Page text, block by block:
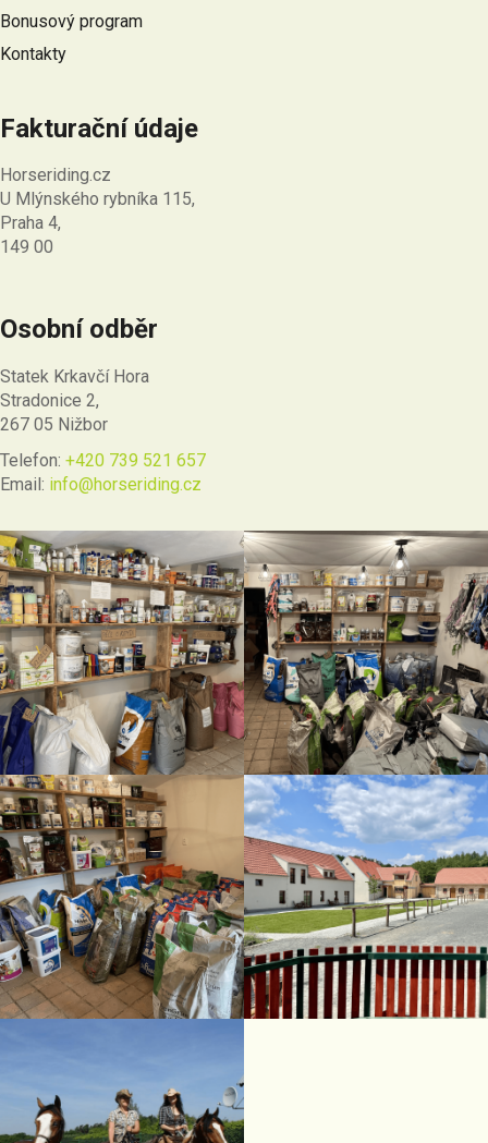
Bonusový program
Kontakty
Fakturační údaje
Horseriding.cz
U Mlýnského rybníka 115,
Praha 4,
149 00
Osobní odběr
Statek Krkavčí Hora
Stradonice 2,
267 05 Nižbor
Telefon: +420 739 521 657
Email: info@horseriding.cz